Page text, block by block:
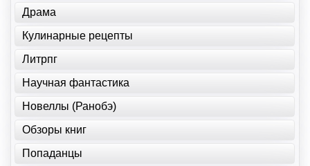
Драма
Кулинарные рецепты
Литрпг
Научная фантастика
Новеллы (Ранобэ)
Обзоры книг
Попаданцы